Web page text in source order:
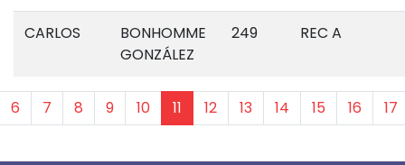
CARLOS
BONHOMME
GONZÁLEZ
249 REC A
6 7 8 9 10 11 12 13 14 15 16 17